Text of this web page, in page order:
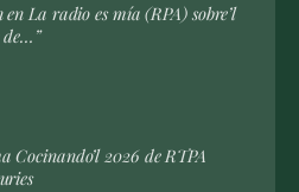
La radio es mía (RPA) sobre’l
de…”
2026 de RTPA